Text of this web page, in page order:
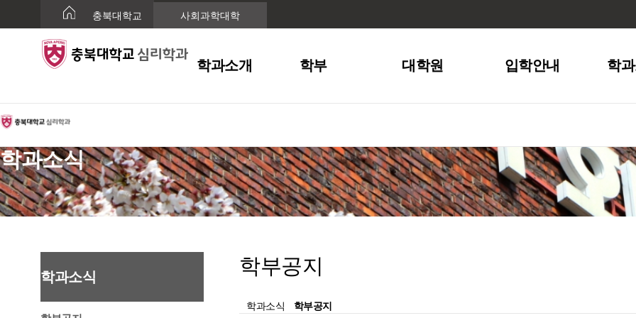
충북대학교 사회과학대학
학과소개 학부 대학원 입학안내 학
학과소식
학과소식 학부공지
학과소식 학부공지